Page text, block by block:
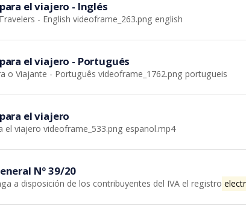
el viajero - Inglés
- English videoframe_263.png english
el viajero - Portugués
o Viajante - Português videoframe_1762.png portugueis
el viajero
el viajero videoframe_533.png espanol.mp4
Nº 39/20
a disposición de los contribuyentes del IVA el registro